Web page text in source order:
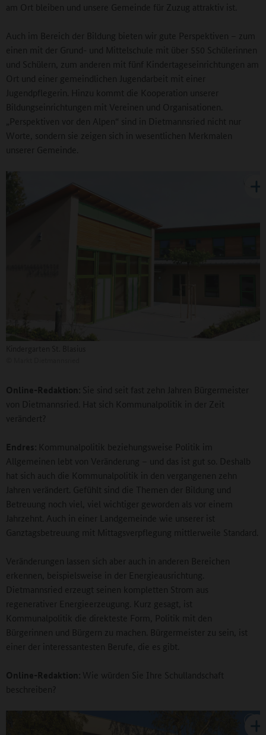
am Ort bleiben und unsere Gemeinde für Zuzug attraktiv ist.
Auch im Bereich der Bildung bieten wir gute Perspektiven – zum
einen mit der Grund- und Mittelschule mit über 550 Schülerinnen
und Schülern, zum anderen mit fünf Kindertageseinrichtungen am
Ort und einer gemeindlichen Jugendarbeit mit einer
Jugendpflegerin. Hinzu kommt die Kooperation unserer
Bildungseinrichtungen mit Vereinen und Organisationen.
„Perspektiven vor den Alpen“ sind in Dietmannsried nicht nur
Worte, sondern sie zeigen sich in wesentlichen Merkmalen
unserer Gemeinde.
Online-Redaktion:
Sie sind seit fast zehn Jahren Bürgermeister
von Dietmannsried. Hat sich Kommunalpolitik in der Zeit
verändert?
Endres: Kommunalpolitik beziehungsweise Politik im
Allgemeinen lebt von Veränderung – und das ist gut so. Deshalb
hat sich auch die Kommunalpolitik in den vergangenen zehn
Jahren verändert. Gefühlt sind die Themen der Bildung und
Betreuung noch viel, viel wichtiger geworden als vor einem
Jahrzehnt. Auch in einer Landgemeinde wie unserer ist
Ganztagsbetreuung mit Mittagsverpflegung mittlerweile Standard.
Veränderungen lassen sich aber auch in anderen Bereichen
erkennen, beispielsweise in der Energieausrichtung.
Dietmannsried erzeugt seinen kompletten Strom aus
regenerativer Energieerzeugung. Kurz gesagt, ist
Kommunalpolitik die direkteste Form, Politik mit den
Bürgerinnen und Bürgern zu machen. Bürgermeister zu sein, ist
einer der interessantesten Berufe, die es gibt.
Online-Redaktion: Wie würden Sie Ihre Schullandschaft
beschreiben?